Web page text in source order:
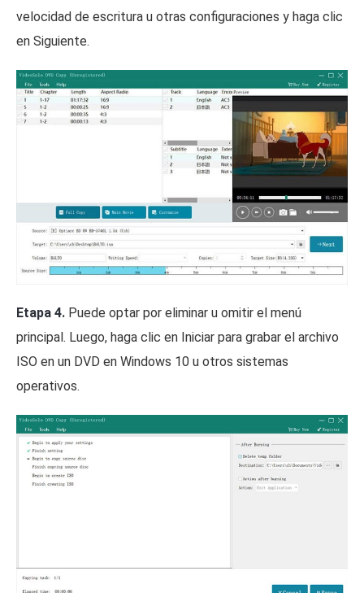
velocidad de escritura u otras configuraciones y haga clic
en Siguiente.
Etapa 4. Puede optar por eliminar u omitir el menú
principal. Luego, haga clic en Iniciar para grabar el archivo
ISO en un DVD en Windows 10 u otros sistemas
operativos.